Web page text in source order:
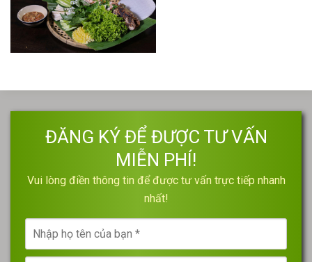
ĐĂNG KÝ ĐỂ ĐƯỢC TƯ VẤN
MIỄN PHÍ!
Vui lòng điền thông tin để được tư vấn trực tiếp nhanh
nhất!
họ
tên